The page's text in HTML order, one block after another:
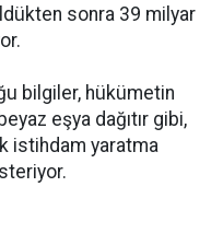
sonra 39 milyar
bilgiler, hükümetin
eşya dağıtır gibi,
istihdam yaratma